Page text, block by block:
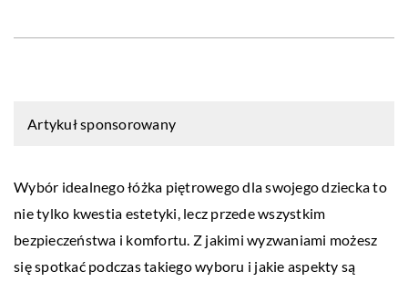
Artykuł sponsorowany
Wybór idealnego łóżka piętrowego dla swojego dziecka to
nie tylko kwestia estetyki, lecz przede wszystkim
bezpieczeństwa i komfortu. Z jakimi wyzwaniami możesz
się spotkać podczas takiego wyboru i jakie aspekty są